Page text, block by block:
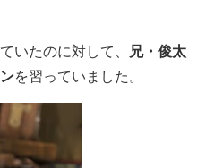
いたのに対して、
兄・俊太
を習っていました。